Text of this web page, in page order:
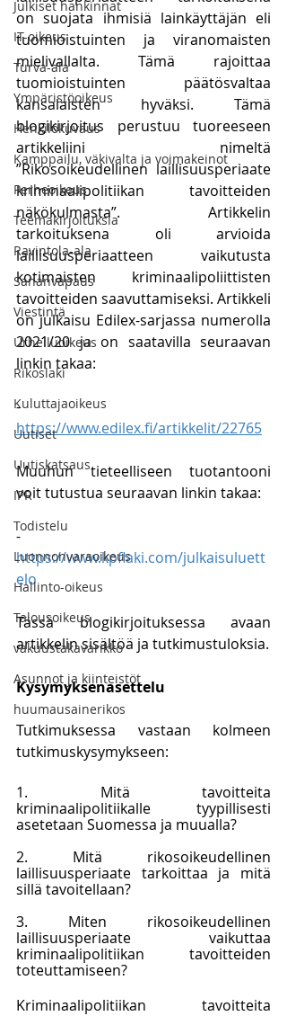
Julkiset hankinnat
IT-oikeus
Turva-ala
Ympäristöoikeus
Henkilökuvaus
Kamppailu, väkivalta ja voimakeinot
Perheoikeus
Teemakirjoituksia
Ravintola-ala
Sananvapaus
Viestintä
Urheiluoikeus
Rikoslaki
Kuluttajaoikeus
Uutiset
Uutiskatsaus
IPR
Todistelu
Luonnonvaraoikeus
Hallinto-oikeus
Talousoikeus
vakuustakavarikko
Asunnot ja kiinteistöt
huumausainerikos
on suojata ihmisiä lainkäyttäjän eli
tuomioistuinten ja viranomaisten
mielivallalta. Tämä rajoittaa
tuomioistuinten päätösvaltaa
kansalaisten hyväksi. Tämä
blogikirjoitus perustuu tuoreeseen
artikkeliini nimeltä
”Rikosoikeudellinen laillisuusperiaate
kriminaalipolitiikan tavoitteiden
näkökulmasta”. Artikkelin
tarkoituksena oli arvioida
laillisuusperiaatteen vaikutusta
kotimaisten kriminaalipoliittisten
tavoitteiden saavuttamiseksi. Artikkeli
on julkaisu Edilex-sarjassa numerolla
2021/20 ja on saatavilla seuraavan
linkin takaa:
-
https://www.edilex.fi/artikkelit/22765
Muuhun tieteelliseen tuotantooni
voit tutustua seuraavan linkin takaa:
-
https://www.kpflaki.com/julkaisuluett
elo
Tässä blogikirjoituksessa avaan
Kysymyksenasettelu
Tutkimuksessa vastaan kolmeen
tutkimuskysymykseen:
1. Mitä tavoitteita
kriminaalipolitiikalle tyypillisesti
asetetaan Suomessa ja muualla?
2. Mitä rikosoikeudellinen
laillisuusperiaate tarkoittaa ja mitä
sillä tavoitellaan?
3. Miten rikosoikeudellinen
laillisuusperiaate vaikuttaa
kriminaalipolitiikan tavoitteiden
toteuttamiseen?
Kriminaalipolitiikan tavoitteita